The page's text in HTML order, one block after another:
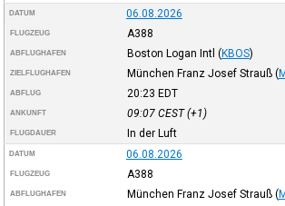
DATUM 06.08.2026
FLUGZEUG A388
ABFLUGHAFEN Boston Logan Intl (KBOS)
ZIELFLUGHAFEN München Franz Josef Strauß (
ABFLUG 20:23 EDT
ANKUNFT 09:07 CEST(+1)
FLUGDAUER In der Luft
DATUM 06.08.2026
FLUGZEUG A388
ABFLUGHAFEN München Franz Josef Strauß (